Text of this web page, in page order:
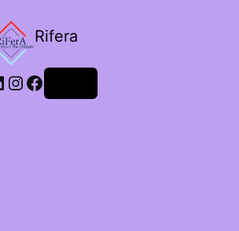
Rifera
Instagram
Facebook